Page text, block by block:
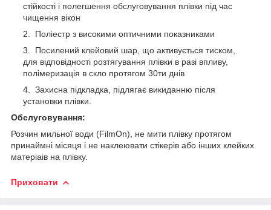
стійкості і полегшення обслуговування плівки під час
чищення вікон
Поліестр з високими оптичними показниками
Посилений клейовий шар, що активується тиском,
для відповідності розтягування плівки в разі впливу,
полімеризація в скло протягом 30ти днів
Захисна підкладка, підлягає викиданню після
установки плівки.
Обслуговування:
Розчин мильної води (FilmOn), не мити плівку протягом
принаймні місяця і не наклеювати стікерів або інших клейких
матеріаів на плівку.
Приховати